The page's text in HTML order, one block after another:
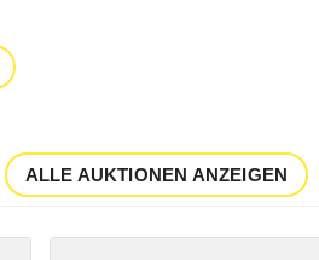
ALLE AUKTIONEN ANZEIGEN